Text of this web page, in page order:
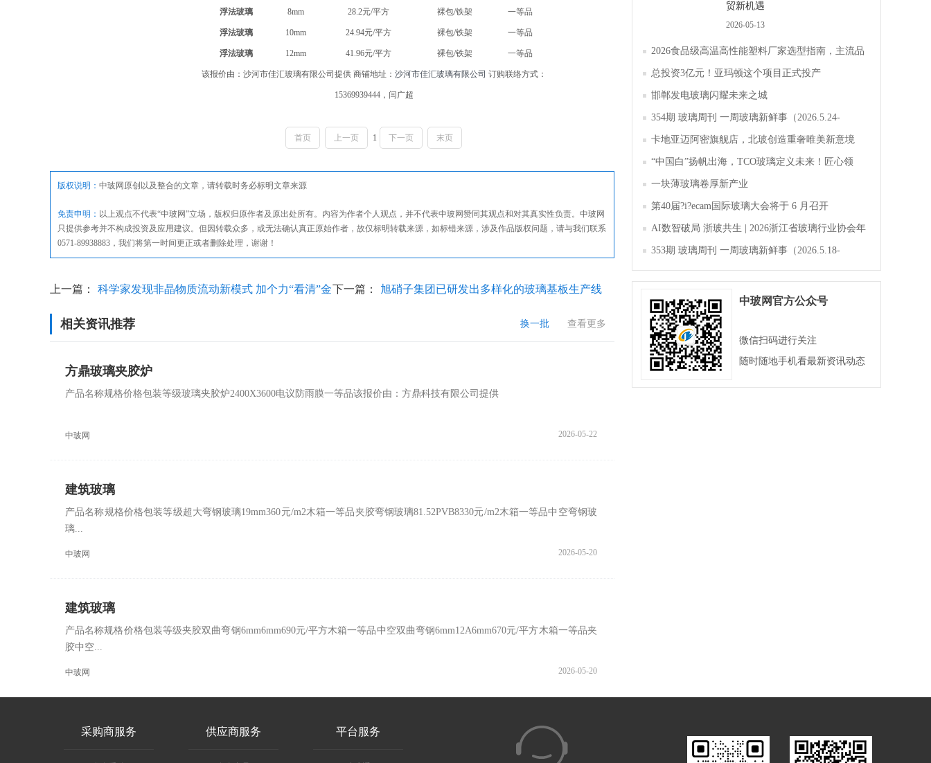
贸新机遇
2026-05-13
2026食品级高温高性能塑料厂家选型指南，主流品
牌全面解析评测
总投资3亿元！亚玛顿这个项目正式投产
邯郸发电玻璃闪耀未来之城
354期 玻璃周刊 一周玻璃新鲜事（2026.5.24-
2026.5.30）
卡地亚迈阿密旗舰店，北玻创造重奢唯美新意境
“中国白”扬帆出海，TCO玻璃定义未来！匠心领
航，淄博新材料产业聚势成峰
一块薄玻璃卷厚新产业
第40届?i?ecam国际玻璃大会将于 6 月召开
AI数智破局 浙玻共生 | 2026浙江省玻璃行业协会年
会暨第四届四次会员大会成功举办
353期 玻璃周刊 一周玻璃新鲜事（2026.5.18-
2026.5.23）
中玻网官方公众号
微信扫码进行关注
随时随地手机看最新资讯动态
浮法玻璃 8mm 28.2元/平方 裸包/铁架 一等品
浮法玻璃 10mm 24.94元/平方 裸包/铁架 一等品
浮法玻璃 12mm 41.96元/平方 裸包/铁架 一等品
该报价由：沙河市佳汇玻璃有限公司提供 商铺地址： 沙河市佳汇玻璃有限公司 订购联络方式：
15369939444，闫广超
首页 上一页 1 下一页 末页
版权说明： 中玻网原创以及整合的文章，请转载时务必标明文章来源
免责申明： 以上观点不代表“中玻网”立场，版权归原作者及原出处所有。内容为作者个人观点，并不代表中玻网赞同其观点和对其真实性负责。中玻网
只提供参考并不构成投资及应用建议。但因转载众多，或无法确认真正原始作者，故仅标明转载来源，如标错来源，涉及作品版权问题，请与我们联系
0571-89938883，我们将第一时间更正或者删除处理，谢谢！
上一篇： 科学家发现非晶物质流动新模式 加个力“看清”金
属玻璃
下一篇： 旭硝子集团已研发出多样化的玻璃基板生产线
相关资讯推荐 查看更多
换一批
方鼎玻璃夹胶炉
产品名称规格价格包装等级玻璃夹胶炉2400X3600电议防雨膜一等品该报价由：方鼎科技有限公司提供
中玻网 2026-05-22
建筑玻璃
产品名称规格价格包装等级超大弯钢玻璃19mm360元/m2木箱一等品夹胶弯钢玻璃81.52PVB8330元/m2木箱一等品中空弯钢玻
璃...
中玻网 2026-05-20
建筑玻璃
产品名称规格价格包装等级夹胶双曲弯钢6mm6mm690元/平方木箱一等品中空双曲弯钢6mm12A6mm670元/平方木箱一等品夹
胶中空...
中玻网 2026-05-20
采购商服务 供应商服务 平台服务